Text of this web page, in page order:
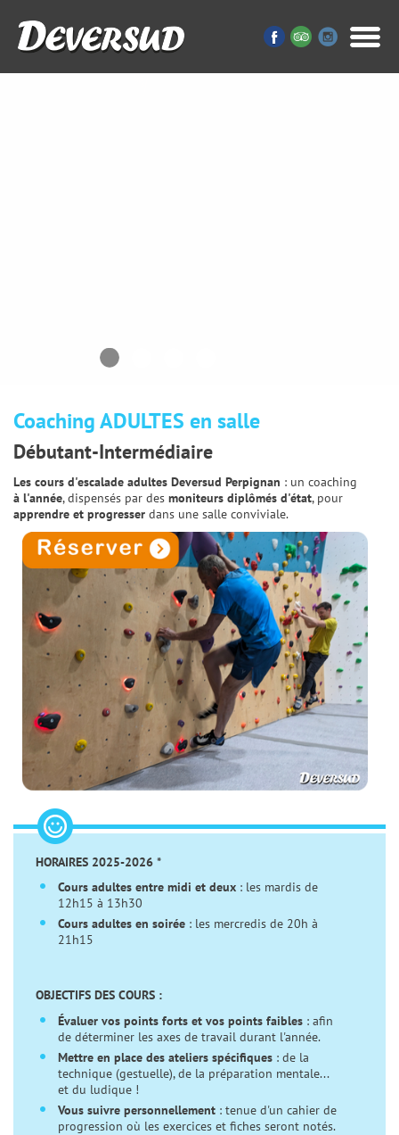
Coaching ADULTES en salle
Débutant-Intermédiaire
Les cours d'escalade adultes Deversud Perpignan : un coaching
à l'année, dispensés par des moniteurs diplômés d'état, pour
apprendre et progresser dans une salle conviviale.
HORAIRES 2025-2026 *
Cours adultes entre midi et deux : les mardis de
12h15 à 13h30
Cours adultes en soirée : les mercredis de 20h à
21h15
OBJECTIFS DES COURS :
Évaluer vos points forts et vos points faibles : afin
de déterminer les axes de travail durant l'année.
Mettre en place des ateliers spécifiques : de la
technique (gestuelle), de la préparation mentale...
et du ludique !
Vous suivre personnellement : tenue d'un cahier de
progression où les exercices et fiches seront notés.